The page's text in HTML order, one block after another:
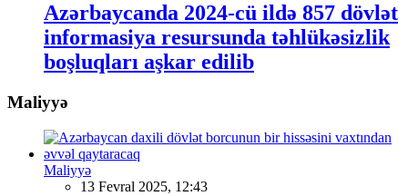
Azərbaycanda 2024-cü ildə 857 dövlət
informasiya resursunda təhlükəsizlik
boşluqları aşkar edilib
Maliyyə
Maliyyə
13 Fevral 2025, 12:43